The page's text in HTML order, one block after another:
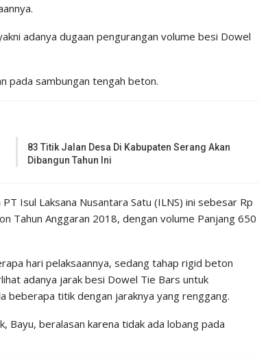
adanya dugaan pengurangan volume besi Dowel
pada sambungan tengah beton.
83 Titik Jalan Desa Di Kabupaten Serang Akan
Dibangun Tahun Ini
Isul Laksana Nusantara Satu (ILNS) ini sebesar Rp
Tahun Anggaran 2018, dengan volume Panjang 650
hari pelaksaannya, sedang tahap rigid beton
adanya jarak besi Dowel Tie Bars untuk
beberapa titik dengan jaraknya yang renggang.
Bayu, beralasan karena tidak ada lobang pada